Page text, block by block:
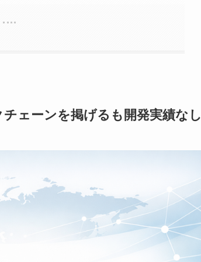
ェーンを掲げるも開発実績な